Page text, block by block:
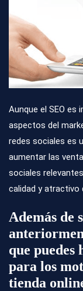
Aunque el SEO
aspectos del
redes sociales es
aumentar las
sociales
calidad y atractivo
Además de
que puedes
para los
tienda